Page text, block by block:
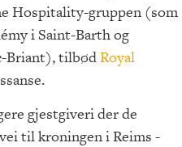
Hospitality-gruppen (som
i Saint-Barth og
Briant), tilbødRoyal
gjestgiveri der de
til kroningen i Reims -